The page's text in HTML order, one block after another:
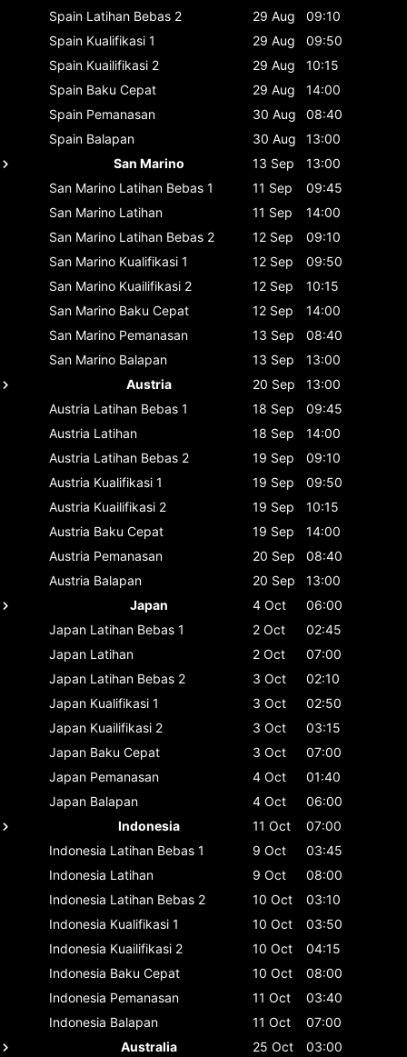
Spain Latihan Bebas 2 29 Aug
09:10
Spain Kualifikasi 1 29 Aug
09:50
Spain Kuailifikasi 2 29 Aug
10:15
Spain Baku Cepat 29 Aug
14:00
Spain Pemanasan 30 Aug
08:40
Spain Balapan 30 Aug
13:00
San Marino
13 Sep
13:00
San Marino Latihan Bebas 1 11 Sep
09:45
San Marino Latihan 11 Sep
14:00
San Marino Latihan Bebas 2 12 Sep
09:10
San Marino Kualifikasi 1 12 Sep
09:50
San Marino Kuailifikasi 2 12 Sep
10:15
San Marino Baku Cepat 12 Sep
14:00
San Marino Pemanasan 13 Sep
08:40
San Marino Balapan 13 Sep
13:00
Austria
20 Sep
13:00
Austria Latihan Bebas 1 18 Sep
09:45
Austria Latihan 18 Sep
14:00
Austria Latihan Bebas 2 19 Sep
09:10
Austria Kualifikasi 1 19 Sep
09:50
Austria Kuailifikasi 2 19 Sep
10:15
Austria Baku Cepat 19 Sep
14:00
Austria Pemanasan 20 Sep
08:40
Austria Balapan 20 Sep
13:00
Japan
4 Oct
06:00
Japan Latihan Bebas 1 2 Oct
02:45
Japan Latihan 2 Oct
07:00
Japan Latihan Bebas 2 3 Oct
02:10
Japan Kualifikasi 1 3 Oct
02:50
Japan Kuailifikasi 2 3 Oct
03:15
Japan Baku Cepat 3 Oct
07:00
Japan Pemanasan 4 Oct
01:40
Japan Balapan 4 Oct
06:00
Indonesia
11 Oct
07:00
Indonesia Latihan Bebas 1 9 Oct
03:45
Indonesia Latihan 9 Oct
08:00
Indonesia Latihan Bebas 2 10 Oct
03:10
Indonesia Kualifikasi 1 10 Oct
03:50
Indonesia Kuailifikasi 2 10 Oct
04:15
Indonesia Baku Cepat 10 Oct
08:00
Indonesia Pemanasan 11 Oct
03:40
Indonesia Balapan 11 Oct
07:00
Australia
25 Oct
03:00